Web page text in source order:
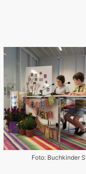
Foto: Buchkinder